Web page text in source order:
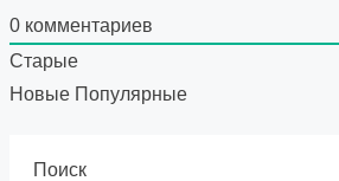
0 комментариев
Старые
Новые Популярные
Поиск